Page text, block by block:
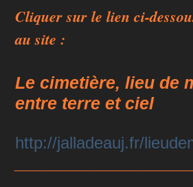
Cliquer sur le lien ci-
au site :
Le cimetière, lieu de
entre terre et ciel
http://jalladeauj.fr/